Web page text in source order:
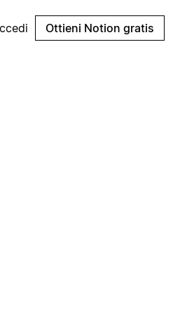
Ottieni Notion gratis